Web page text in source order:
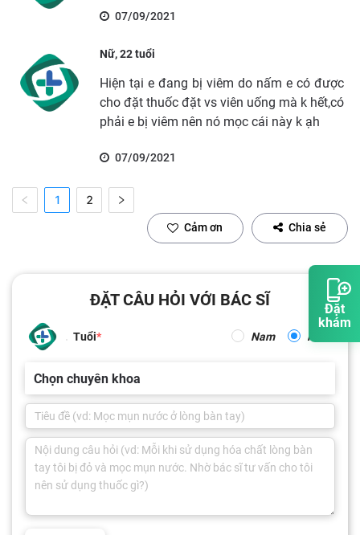
Đặt
khám
07/09/2021
Nữ, 22 tuổi
Hiện tại e đang bị viêm do nấm e có được
cho đặt thuốc đặt vs viên uống mà k hết,có
phải e bị viêm nên nó mọc cái này k ạh
07/09/2021
1 2
Cảm ơn Chia sẻ
ĐẶT CÂU HỎI VỚI BÁC SĨ
Tuổi Nam Nữ
Chọn chuyên khoa